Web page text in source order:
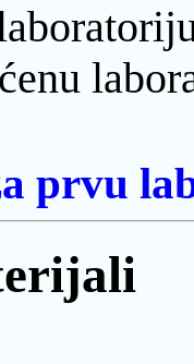
prvu
drugu